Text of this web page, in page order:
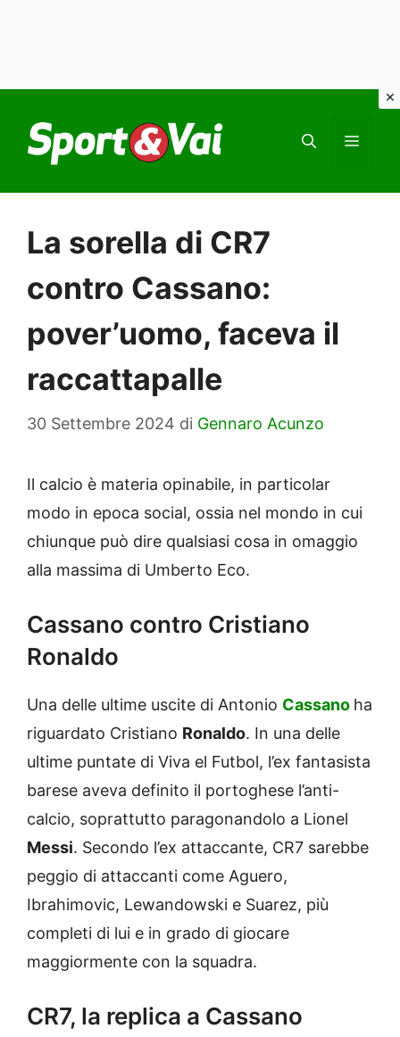
contenuto
La sorella di CR7
contro Cassano:
pover’uomo, faceva il
raccattapalle
30 Settembre 2024 di Gennaro Acunzo
Il calcio è materia opinabile, in particolar
modo in epoca social, ossia nel mondo in cui
chiunque può dire qualsiasi cosa in omaggio
alla massima di Umberto Eco.
Cassano contro Cristiano
Ronaldo
Una delle ultime uscite di Antonio Cassano ha
riguardato Cristiano Ronaldo. In una delle
ultime puntate di Viva el Futbol, l’ex fantasista
barese aveva definito il portoghese l’anti-
calcio, soprattutto paragonandolo a Lionel
Messi. Secondo l’ex attaccante, CR7 sarebbe
peggio di attaccanti come Aguero,
Ibrahimovic, Lewandowski e Suarez, più
completi di lui e in grado di giocare
maggiormente con la squadra.
CR7, la replica a Cassano